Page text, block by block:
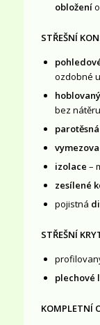
obložení
STŘEŠNÍ
ozdobné
bez nátěru
izolace –
zesílené
pojistná
STŘEŠNÍ
plechové
KOMPLETNÍ